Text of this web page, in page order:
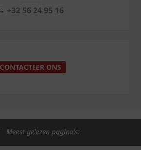
+32 56 24 95 16
CONTACTEER ONS
Meest gelezen pagina's: